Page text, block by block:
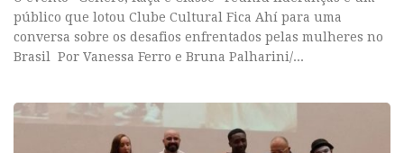
público que lotou Clube Cultural Fica Ahí para uma
conversa sobre os desafios enfrentados pelas mulheres no
Brasil Por Vanessa Ferro e Bruna Palharini/...